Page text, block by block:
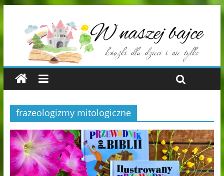
frazeologizmy mitologiczne